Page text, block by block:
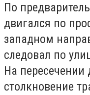
По
двигался по
западном
следовал по
На пересечении
столкновение